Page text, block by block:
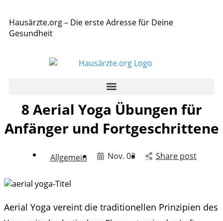
Hausärzte.org – Die erste Adresse für Deine
Gesundheit
8 Aerial Yoga Übungen für
Anfänger und Fortgeschrittene
Allgemein Nov. 03 Share post
Aerial Yoga vereint die traditionellen Prinzipien des